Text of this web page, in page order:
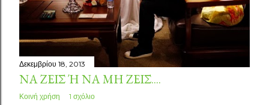
Δεκεμβρίου 18, 2013
ΝΑ ΖΕΙΣ Ή ΝΑ ΜΗ ΖΕΙΣ....
Κοινή χρήση 1 σχόλιο